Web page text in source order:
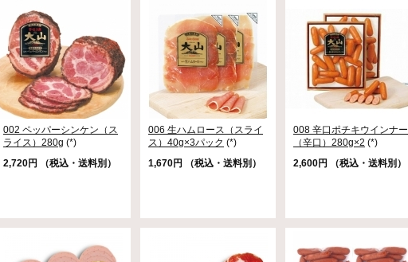
002 ペッパーシンケン（ス
ライス）280g (*)
2,720円 （税込・送料別）
006 生ハムロース（スライ
ス）40g×3パック (*)
1,670円 （税込・送料別）
008 辛口ポチキウインナー
（辛口）280g×2 (*)
2,600円 （税込・送料別）